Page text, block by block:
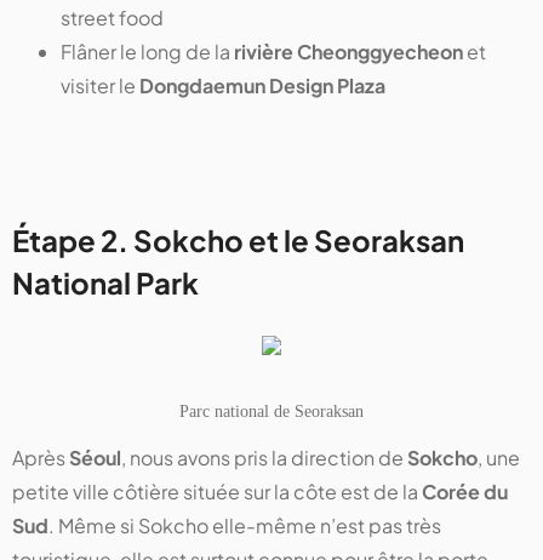
street food
Flâner le long de la rivière Cheonggyecheonet
visiter le Dongdaemun Design Plaza
Étape 2. Sokcho et le Seoraksan
National Park
Parc national de Seoraksan
AprèsSéoul, nous avons pris la direction de Sokcho, une
petite ville côtière située sur la côte est de la Corée du
Sud. Même si Sokcho elle-même n’est pas très